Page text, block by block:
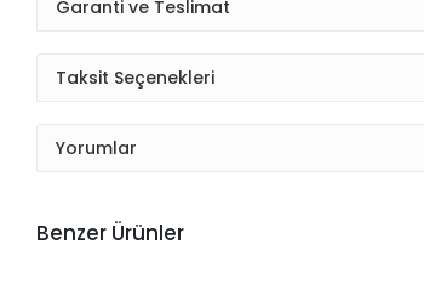
Garanti ve Teslimat
Taksit Seçenekleri
Yorumlar
Benzer Ürünler